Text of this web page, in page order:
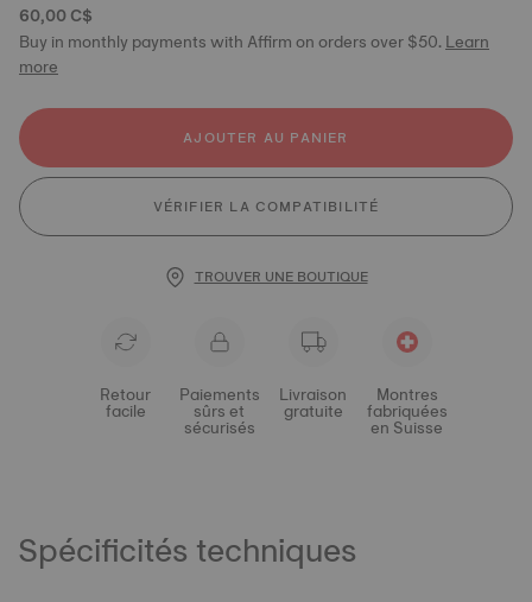
60,00 C$
Buy in monthly payments with Affirm on orders over $50.Learn
more
AJOUTER AU PANIER
VÉRIFIER LA COMPATIBILITÉ
TROUVER UNE BOUTIQUE
Retour
facile
Paiements
sûrs et
sécurisés
Livraison
gratuite
Montres
fabriquées
en Suisse
Spécificités techniques